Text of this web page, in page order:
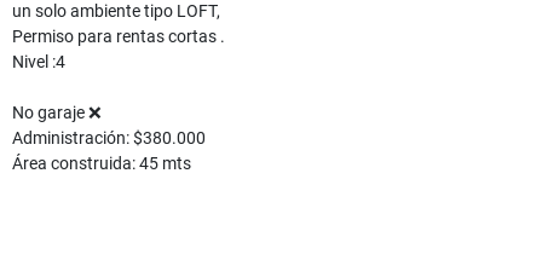
un solo ambiente tipo LOFT,
Permiso para rentas cortas .
Nivel :4
No garaje ❌
Administración: $380.000
Área construida: 45 mts